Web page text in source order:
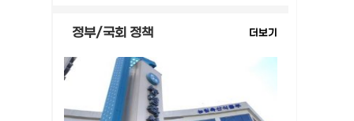
정부/국회 정책 더보기